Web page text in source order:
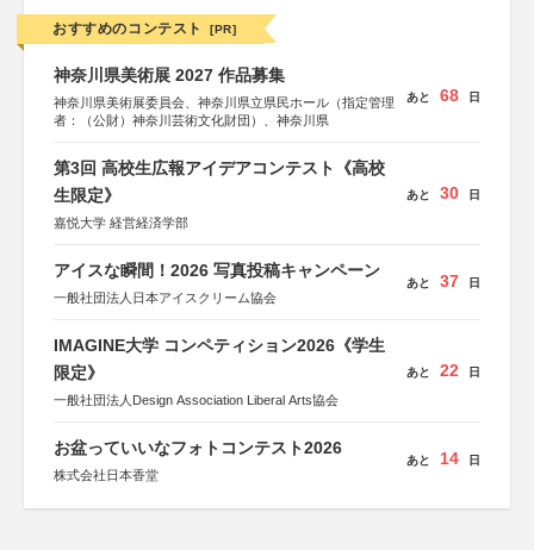
おすすめのコンテスト [PR]
神奈川県美術展 2027 作品募集
神奈川県美術展委員会、神奈川県立県民ホール（指定管理
者：（公財）神奈川芸術文化財団）、神奈川県
あと 68 日
第3回 高校生広報アイデアコンテスト《高校
生限定》
嘉悦大学 経営経済学部
あと 30 日
アイスな瞬間！2026 写真投稿キャンペーン
一般社団法人日本アイスクリーム協会
あと 37 日
IMAGINE大学 コンペティション2026《学生
限定》
一般社団法人Design Association Liberal Arts協会
あと 22 日
お盆っていいなフォトコンテスト2026
株式会社日本香堂
あと 14 日